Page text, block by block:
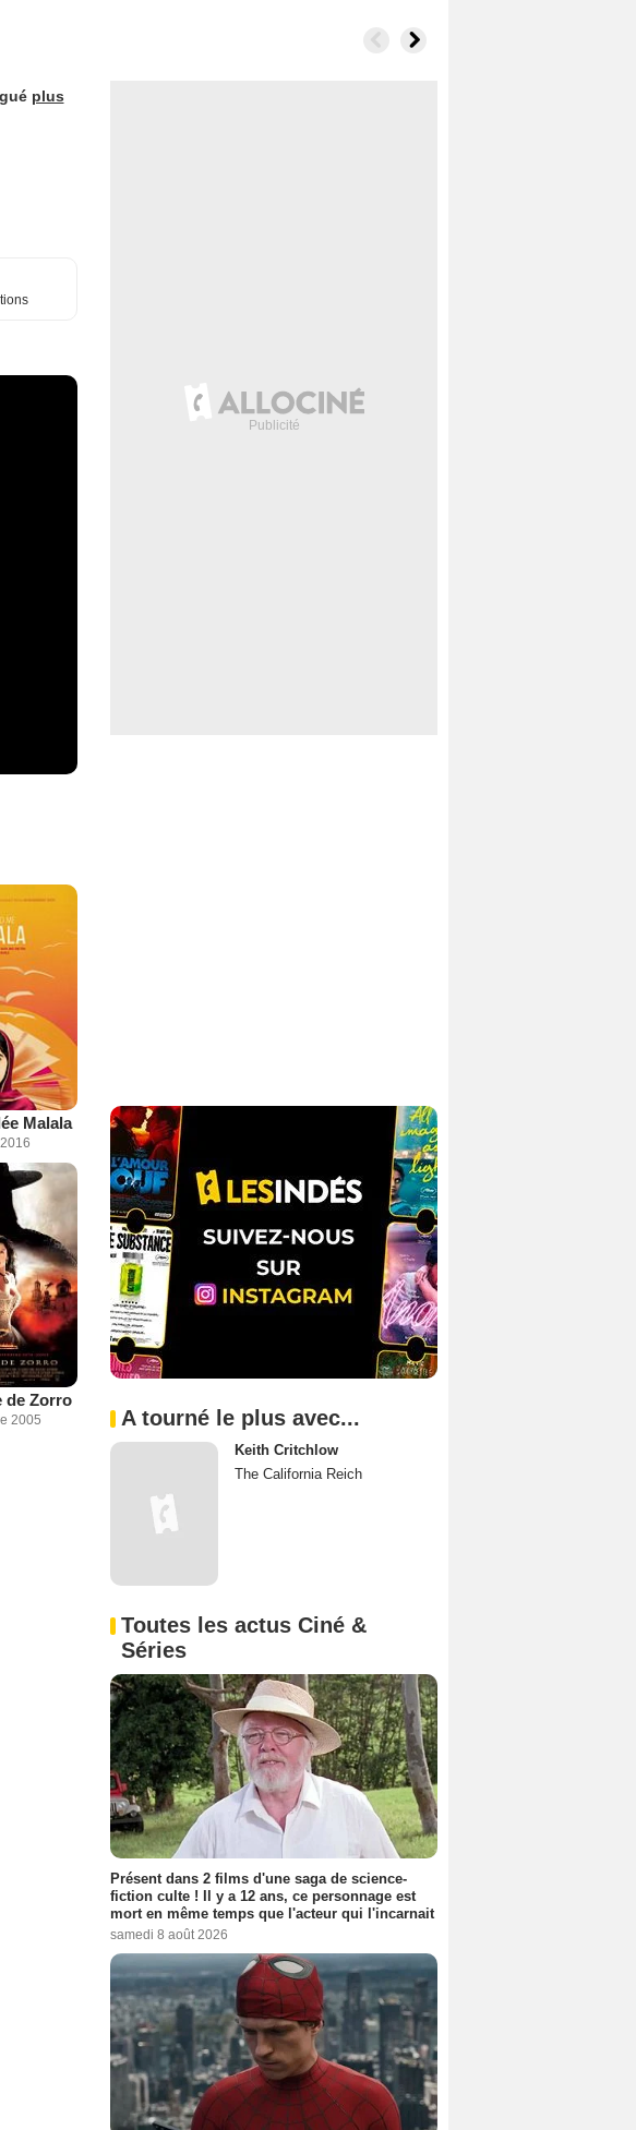
plus
Malala
de Zorro
2005 A tourné le plus avec...
Keith Critchlow
The California Reich
Toutes les actus Ciné &
Séries
Présent dans 2 films d'une saga de science-
fiction culte ! Il y a 12 ans, ce personnage est
mort en même temps que l'acteur qui l'incarnait
samedi 8 août 2026